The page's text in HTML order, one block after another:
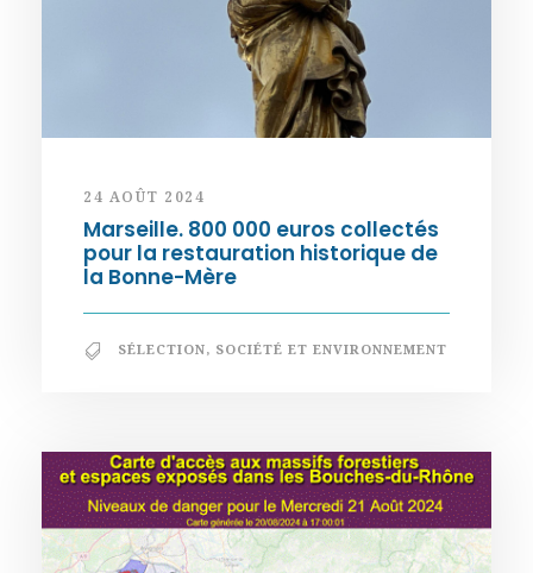
24 AOÛT 2024
Marseille. 800 000 euros collectés
pour la restauration historique de
la Bonne-Mère
SÉLECTION, SOCIÉTÉ ET ENVIRONNEMENT